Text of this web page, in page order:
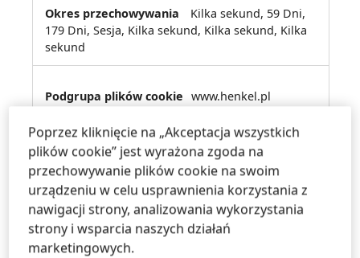
Kilka sekund, 59 Dni,
179 Dni, Sesja, Kilka sekund, Kilka sekund, Kilka
sekund
www.henkel.pl
name1No,name1Yes,cmLastVisit
ed, cmKeywordCookie,henkelVarnishCookie
SCounter,cmHenkelTaxonomiesCookie,cmCoo
kiesAccepted
cmReferrerCookie
Pierwsza strona
Poprzez kliknięcie na „Akceptacja wszystkich
plików cookie” jest wyrażona zgoda na
przechowywanie plików cookie na swoim
urządzeniu w celu usprawnienia korzystania z
nawigacji strony, analizowania wykorzystania
strony i wsparcia naszych działań
marketingowych.